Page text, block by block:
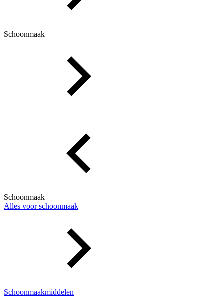
Schoonmaak
Schoonmaak
Alles voor schoonmaak
Schoonmaakmiddelen